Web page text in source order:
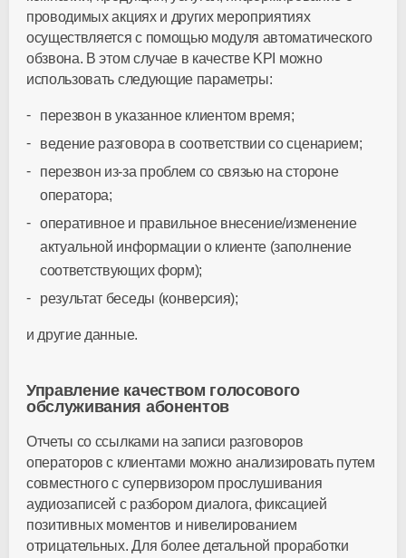
проводимых акциях и других мероприятиях
осуществляется с помощью модуля автоматического
обзвона. В этом случае в качестве KPI можно
использовать следующие параметры:
перезвон в указанное клиентом время;
ведение разговора в соответствии со сценарием;
перезвон из-за проблем со связью на стороне
оператора;
оперативное и правильное внесение/изменение
актуальной информации о клиенте (заполнение
соответствующих форм);
результат беседы (конверсия);
и другие данные.
Управление качеством голосового
обслуживания абонентов
Отчеты со ссылками на записи разговоров
операторов с клиентами можно анализировать путем
совместного с супервизором прослушивания
аудиозаписей с разбором диалога, фиксацией
позитивных моментов и нивелированием
отрицательных. Для более детальной проработки